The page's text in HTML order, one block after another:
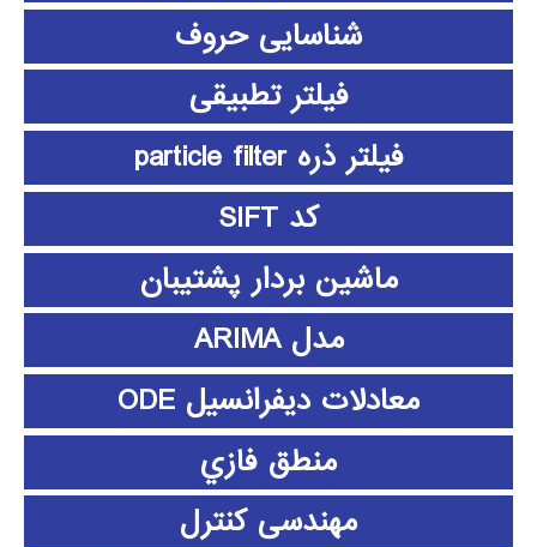
شناسایی حروف
فیلتر تطبیقی
فیلتر ذره particle filter
کد SIFT
ماشین بردار پشتیبان
مدل ARIMA
معادلات دیفرانسیل ODE
منطق فازي
مهندسی کنترل